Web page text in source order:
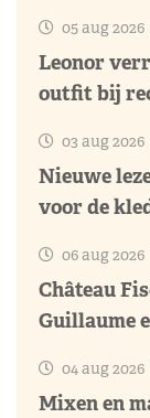
05 aug 2026
Leonor
outfit bij
03 aug 2026
Nieuwe
voor de
06 aug 2026
Château
Guillaume
04 aug 2026
Mixen en